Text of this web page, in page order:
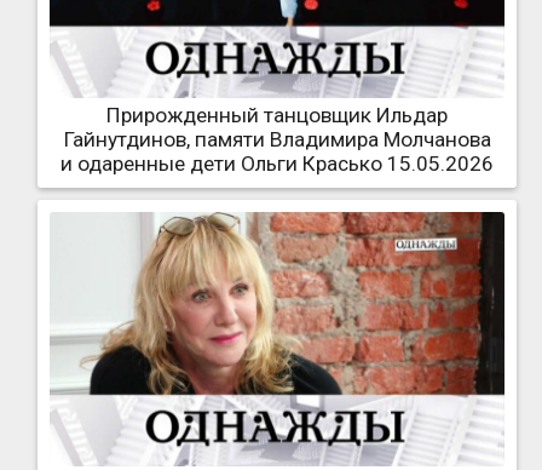
Прирожденный танцовщик Ильдар
Гайнутдинов, памяти Владимира Молчанова
и одаренные дети Ольги Красько 15.05.2026